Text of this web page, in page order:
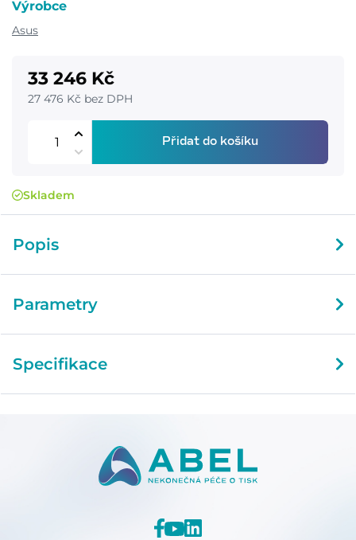
Výrobce
Asus
33 246 Kč
27 476 Kč bez DPH
Přidat do košíku
Skladem
Popis
Parametry
Specifikace